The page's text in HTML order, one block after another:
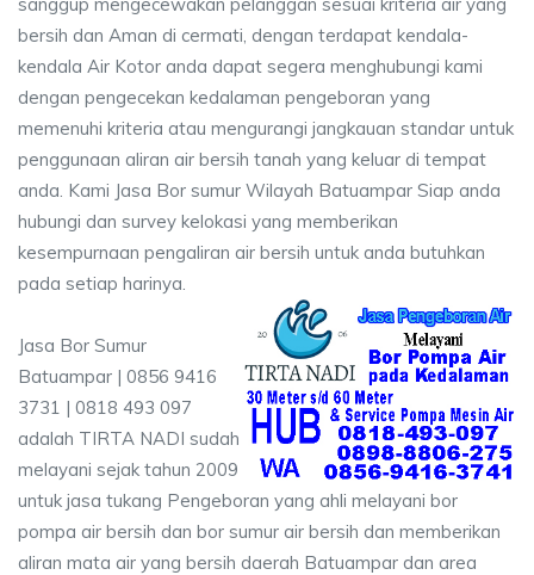
bersih dan Aman di cermati, dengan terdapat kendala-
kendala Air Kotor anda dapat segera menghubungi kami
dengan pengecekan kedalaman pengeboran yang
memenuhi kriteria atau mengurangi jangkauan standar untuk
penggunaan aliran air bersih tanah yang keluar di tempat
anda. Kami Jasa Bor sumur Wilayah Batuampar Siap anda
hubungi dan survey kelokasi yang memberikan
kesempurnaan pengaliran air bersih untuk anda butuhkan
pada setiap harinya.
Jasa Bor Sumur
Batuampar | 0856 9416
3731 | 0818 493 097
adalah TIRTA NADI sudah
melayani sejak tahun 2009
untuk jasa tukang Pengeboran yang ahli melayani bor
pompa air bersih dan bor sumur air bersih dan memberikan
aliran mata air yang bersih daerah Batuampar dan area